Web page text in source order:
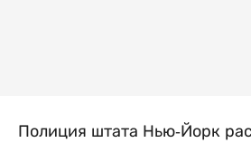
Полиция штата Нью-Йорк